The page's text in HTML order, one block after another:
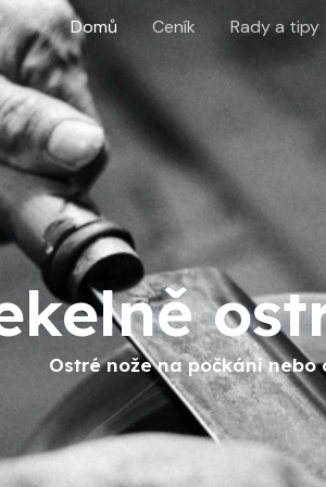
Domů Ceník Rady a tipy
Ostré nože na počkání nebo